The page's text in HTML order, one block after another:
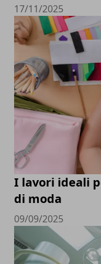
17/11/2025
I lavori ideali
di moda
09/09/2025